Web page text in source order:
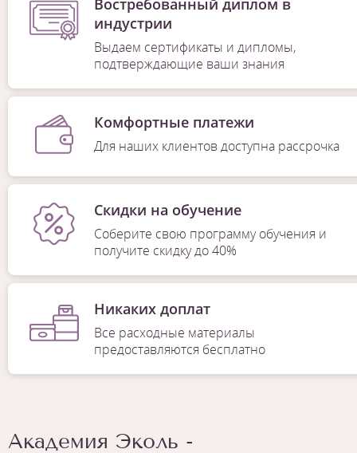
индустрии
Выдаем сертификаты и дипломы,
подтверждающие ваши знания
Комфортные платежи
Для наших клиентов доступна рассрочка
Скидки на обучение
Соберите свою программу обучения и
получите скидку до 40%
Никаких доплат
Все расходные материалы
предоставляются бесплатно
Академия Эколь -